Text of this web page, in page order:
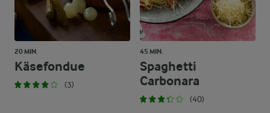
20 MIN.
Käsefondue
(3)
45 MIN.
Spaghetti
Carbonara
(40)